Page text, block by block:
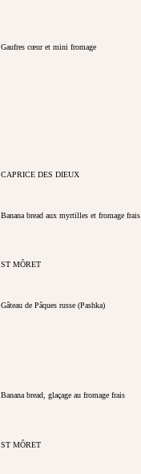
Gaufres cœur et mini fromage
CAPRICE DES DIEUX
Banana bread aux myrtilles et fromage frais
ST MÔRET
Gâteau de Pâques russe (Pashka)
Banana bread, glaçage au fromage frais
ST MÔRET